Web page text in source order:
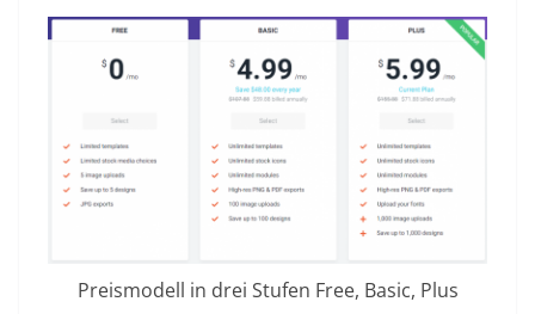
Preismodell in drei Stufen Free, Basic, Plus